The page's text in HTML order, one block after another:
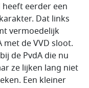
eerder een
Dat links
vermoedelijk
de VVD sloot.
de PvdA die nu
ze lijken lang niet
Een kleiner